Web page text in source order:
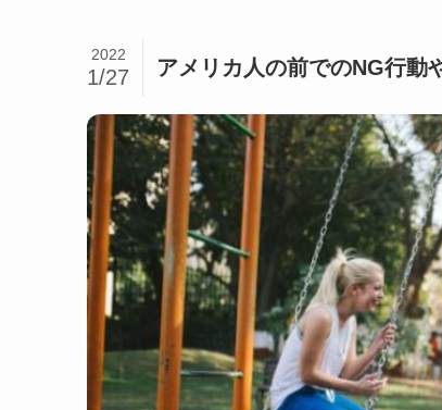
アメリカ人の前でのNG行動
2022
1/27